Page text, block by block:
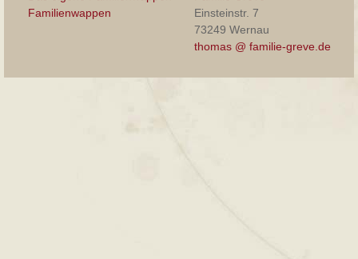
Familienwappen
Einsteinstr. 7
73249 Wernau
thomas @ familie-greve.de